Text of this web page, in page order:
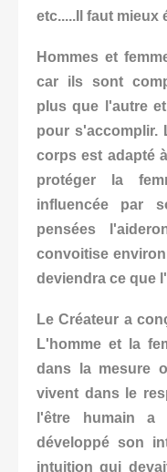
etc..... Il faut
Hommes et
car ils sont
plus que l'autre
pour s'accomplir.
corps est adapté
protéger la
influencée par
pensées
convoitise
deviendra ce que
Le Créateur a
L'homme et la
dans la mesure
vivent dans le
l'être humain
développé son
intuition qui